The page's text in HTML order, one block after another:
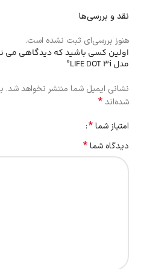
نقد و بررسی‌ها
هنوز بررسی‌ای ثبت نشده است.
اولین کسی باشید که دیدگاهی می
مدل LIFE DOT 3i”
نشانی ایمیل شما منتشر نخواهد شد.
شده‌اند*
امتیاز شما*
دیدگاه شما*